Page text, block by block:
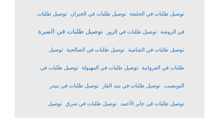
توصيل طلبات في الجليعة توصيل طلبات في الخيران توصيل طلبات
في الروضة توصيل طلبات في الزور توصيل طلبات في السرة
توصيل طلبات في الشامية توصيل طلبات في الصالحية توصيل
طلبات في الفروانية توصيل طلبات في المهبولة توصيل طلبات في
النويصيب توصيل طلبات في بنيد القار توصيل طلبات في بنيدر
توصيل طلبات في جابر الأحمد توصيل طلبات في شرق توصيل